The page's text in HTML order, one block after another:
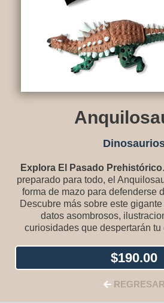
Explora El Pasado Prehistórico
preparado para todo, el
forma de mazo para defenderse
Descubre más sobre este
datos asombrosos,
curiosidades que despertarán tu
$190.00
REGRESAR